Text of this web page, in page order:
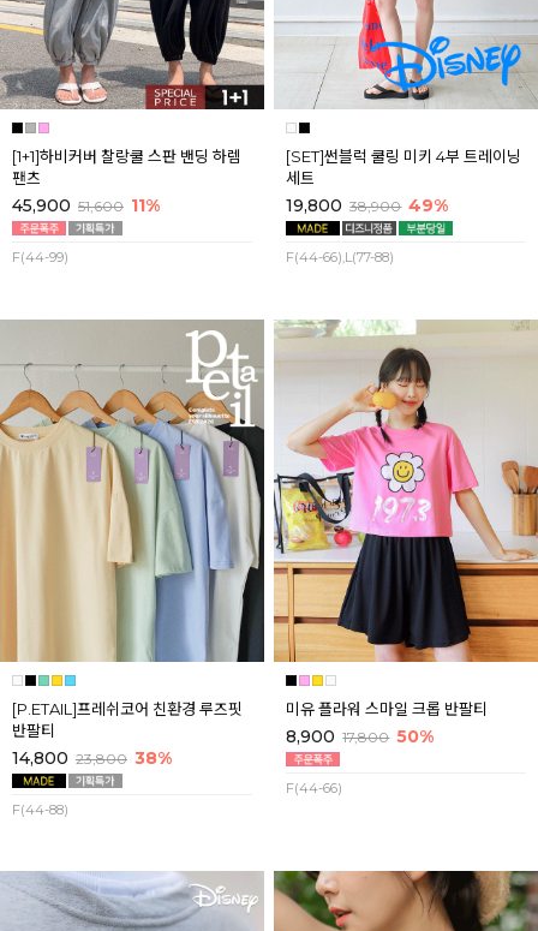
[1+1]하비커버 찰랑쿨 스판 밴딩 하렘
팬츠
45,900 51,600 11%
F(44-99)
[SET]썬블럭 쿨링 미키 4부 트레이닝
세트
19,800 38,900 49%
F(44-66),L(77-88)
[P.ETAIL]프레쉬코어 친환경 루즈핏
반팔티
14,800 23,800 38%
F(44-88)
미유 플라워 스마일 크롭 반팔티
8,900 17,800 50%
F(44-66)